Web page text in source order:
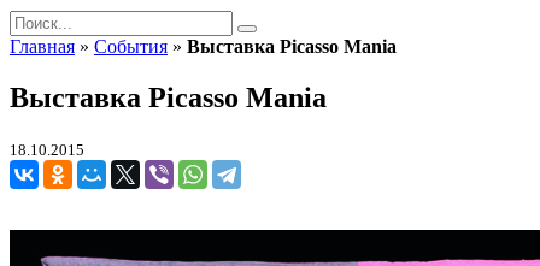
Главная » События » Выставка Picasso Mania
Выставка Picasso Mania
18.10.2015